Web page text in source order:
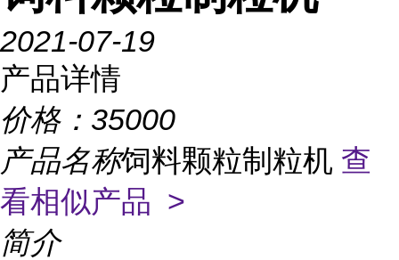
2021-07-19
产品详情
价格： 35000
产品名称饲料颗粒制粒机 查
看相似产品 >
简介